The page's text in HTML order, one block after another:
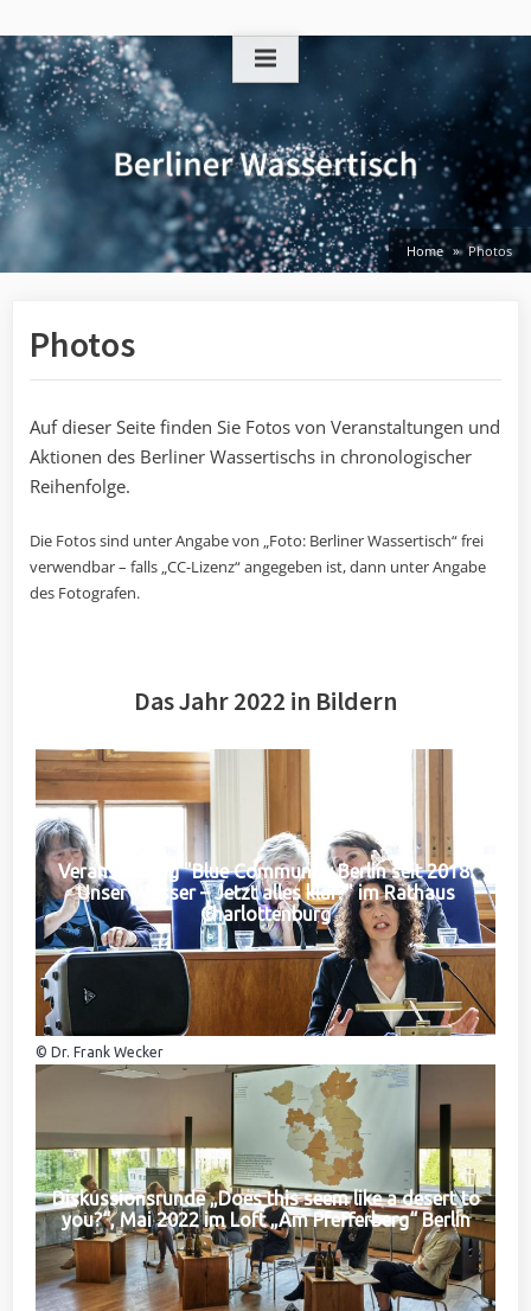
to
content
Home Photos
Photos
Auf dieser Seite finden Sie Fotos von Veranstaltungen und
Aktionen des Berliner Wassertischs in chronologischer
Reihenfolge.
Die Fotos sind unter Angabe von „Foto: Berliner Wassertisch“ frei
verwendbar – falls „CC-Lizenz“ angegeben ist, dann unter Angabe
des Fotografen.
Das Jahr 2022 in Bildern
Veranstaltung "Blue Community Berlin seit 2018:
Unser Wasser – Jetzt alles klar?" im Rathaus
Charlottenburg
© Dr. Frank Wecker
Diskussionsrunde „Does this seem like a desert to
you?“, Mai 2022 im Loft „Am Pfefferberg“ Berlin